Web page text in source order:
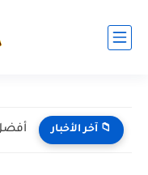
📁 آخر الأخبار